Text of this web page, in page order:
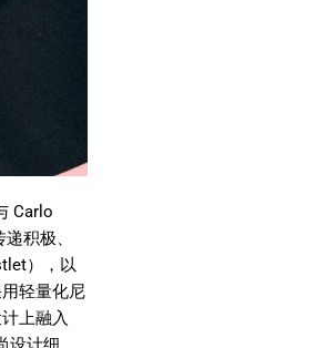
Carlo
积极、
），以
轻量化尼
上融入